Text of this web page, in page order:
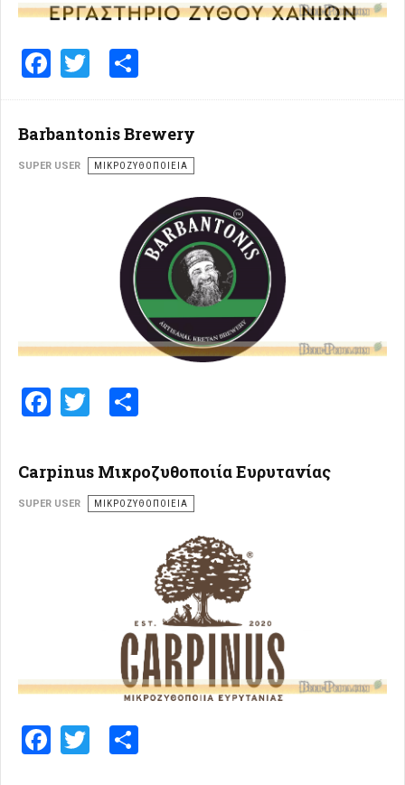
Facebook
Twitter
Barbantonis Brewery
SUPER USER ΜΙΚΡΟΖΥΘΟΠΟΙΕΊΑ
Facebook
Twitter
Carpinus Μικροζυθοποιία Ευρυτανίας
SUPER USER ΜΙΚΡΟΖΥΘΟΠΟΙΕΊΑ
Facebook
Twitter